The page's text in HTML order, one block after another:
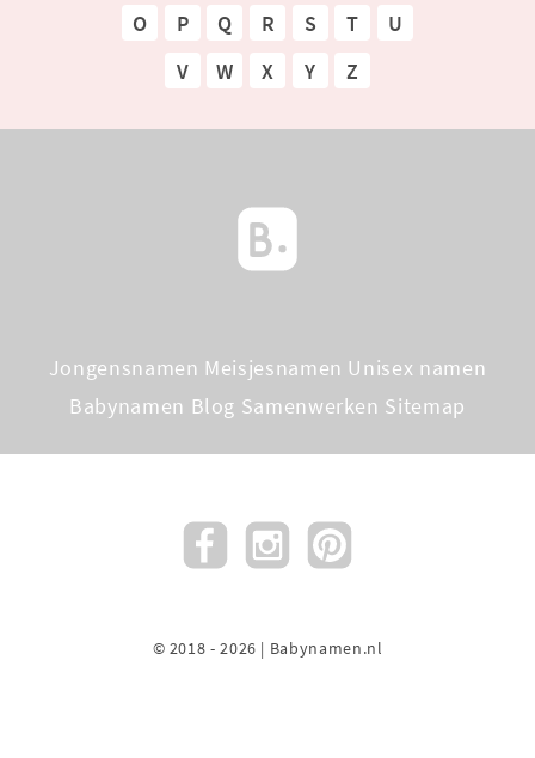
O
P Q R S T
U
V
W X Y Z
Jongensnamen Meisjesnamen Unisex namen
Babynamen Blog Samenwerken Sitemap
© 2018 - 2026 | Babynamen.nl